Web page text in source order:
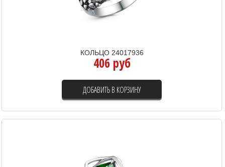
КОЛЬЦО 24017936
406 руб
ДОБАВИТЬ В КОРЗИНУ